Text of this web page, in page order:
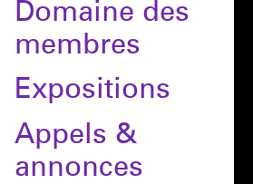
Domaine des
membres
Expositions
Appels &
annonces